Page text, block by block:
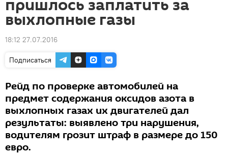
пришлось заплатить за
выхлопные газы
18:12 27.07.2016
Подписаться
Рейд по проверке автомобилей на
предмет содержания оксидов азота в
выхлопных газах их двигателей дал
результаты: выявлено три нарушения,
водителям грозит штраф в размере до 150
евро.